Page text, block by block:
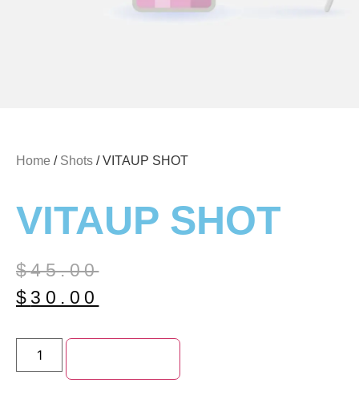
Home / Shots / VITAUP SHOT
VITAUP SHOT
$45.00
$ 30.00